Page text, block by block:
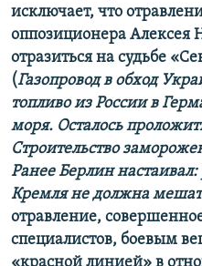
исключает, что
оппозиционера Алексея
отразиться на судьбе
(Газопровод в обход
топливо из России в
моря. Осталось
Строительство
Ранее Берлин
Кремля не должна
отравление,
специалистов, боевым